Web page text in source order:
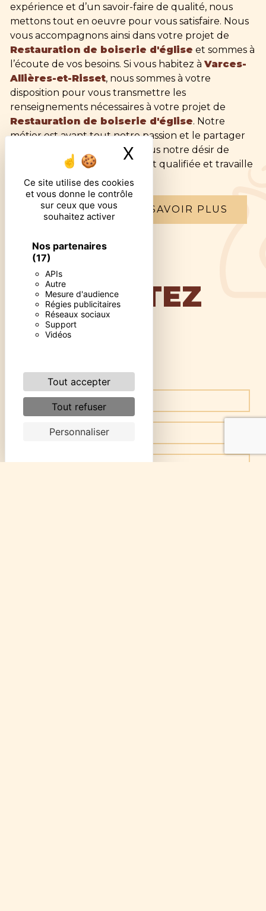
Ce site utilise des cookies
et vous donne le contrôle
sur ceux que vous
souhaitez activer
Nos partenaires
(17)
APIs
Autre
Mesure d'audience
Régies publicitaires
Réseaux sociaux
Support
Vidéos
Tout accepter
Tout refuser
Personnaliser
X Masquer le
expérience et d’un savoir-faire de qualité, nous
mettons tout en oeuvre pour vous satisfaire. Nous
vous accompagnons ainsi dans votre projet de
Restauration de boiserie d'église et sommes à
l’écoute de vos besoins. Si vous habitez à Varces-
Allières-et-Risset, nous sommes à votre
disposition pour vous transmettre les
renseignements nécessaires à votre projet de
Restauration de boiserie d'église. Notre
métier est avant tout notre passion et le partager
avec vous renforce encore plus notre désir de
réussir. Toute notre équipe est qualifiée et travaille
avec propreté et rigueur.
EN SAVOIR PLUS
CONTACTEZ
NOUS